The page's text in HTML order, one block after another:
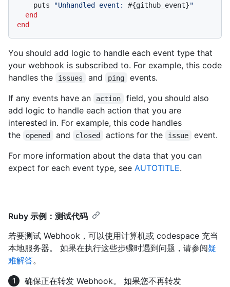
    puts
"Unhandled event: #{github_event}"
end
end
You should add logic to handle each event type that
your webhook is subscribed to. For example, this code
handles the
issues and ping
events.
If any events have an
action
field, you should also
add logic to handle each action that you are
interested in. For example, this code handles
the
opened and closed actions for the issue
event.
For more information about the data that you can
expect for each event type, see AUTOTITLE.
Ruby 示例：测试代码
若要测试 Webhook，可以使用计算机或 codespace 充当
本地服务器。 如果在执行这些步骤时遇到问题，请参阅疑
难解答。
确保正在转发 Webhook。 如果您不再转发